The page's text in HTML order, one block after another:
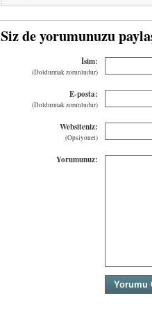
Siz de yorumunuzu
İsim:
(Doldurmak zorunludur)
E-posta:
(Doldurmak zorunludur)
Websiteniz:
(Opsiyonel)
Yorumunuz: